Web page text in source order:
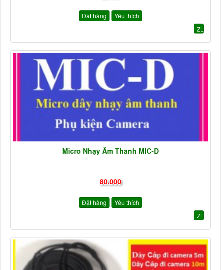
Đặt hàng
Yêu thích
ZL
Micro Nhạy Âm Thanh MIC-D
80.000
Đặt hàng
Yêu thích
ZL